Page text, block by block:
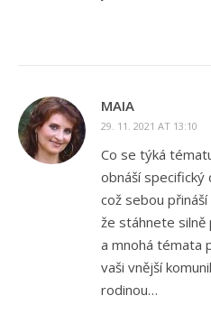
MAIA
29. 11. 2021 AT 13:10
Co se týká
obnáší specifický
což sebou
že stáhnete
a mnohá témata
vaši vnější
rodinou…